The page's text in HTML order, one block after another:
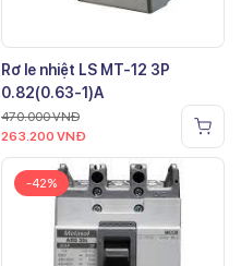
Rơ le nhiệt LS MT-12 3P
0.82(0.63-1)A
470.000VNĐ
263.200 VNĐ
-42%